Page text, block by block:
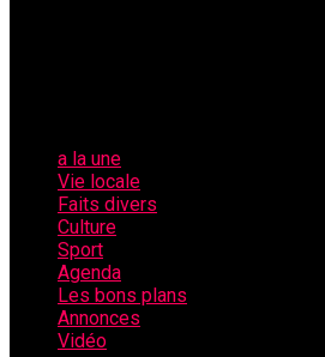
a la une
Vie locale
Faits divers
Culture
Sport
Agenda
Les bons plans
Annonces
Vidéo